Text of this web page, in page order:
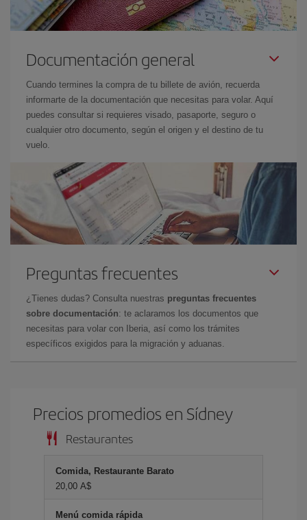
Documentación general
Cuando termines la compra de tu billete de avión, recuerda
informarte de la documentación que necesitas para volar. Aquí
puedes consultar si requieres visado, pasaporte, seguro o
cualquier otro documento, según el origen y el destino de tu
vuelo.
Preguntas frecuentes
¿Tienes dudas? Consulta nuestras preguntas frecuentes
sobre documentación: te aclaramos los documentos que
necesitas para volar con Iberia, así como los trámites
específicos exigidos para la migración y aduanas.
Precios promedios en Sídney
Restaurantes
Comida, Restaurante Barato
20,00 A$
Menú comida rápida